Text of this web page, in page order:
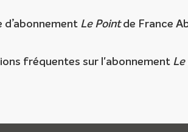
d’abonnement Le Pointde France
fréquentes sur l'abonnement Le